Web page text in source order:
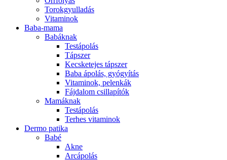
Torokgyulladás
Vitaminok
Baba-mama
Babáknak
Testápolás
Tápszer
Kecsketejes tápszer
Baba ápolás, gyógyítás
Vitaminok, pelenkák
Fájdalom csillapítók
Mamáknak
Testápolás
Terhes vitaminok
Dermo patika
Babé
Akne
Arcápolás